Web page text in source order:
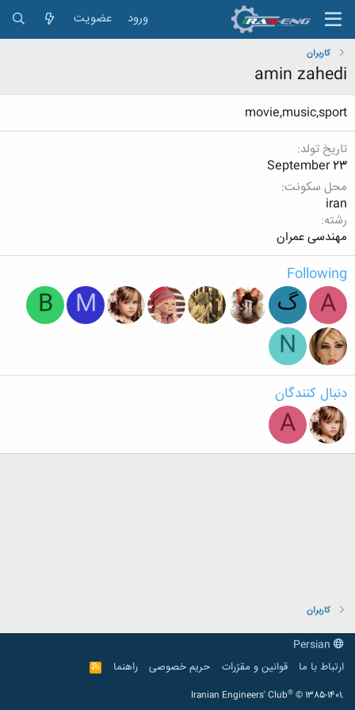
ورود عضویت
کاربران
amin zahedi
movie,music,sport
تاریخ تولد
September 23
محل سکونت
iran
رشته
مهندسی عمران
Following
A گ M
B
N
دنبال کنندگان
A
کاربران
ارتباط با ما
قوانین و مقرّرات حریم خصوصی راهنما
R
S
Iranian Engineers' Club® © 1385-1401.